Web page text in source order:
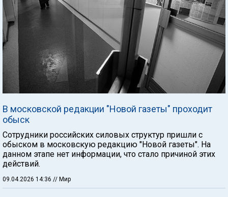
В московской редакции "Новой газеты" проходит
обыск
Сотрудники российских силовых структур пришли с
обыском в московскую редакцию "Новой газеты". На
данном этапе нет информации, что стало причиной этих
действий.
09.04.2026 14:36 // Мир